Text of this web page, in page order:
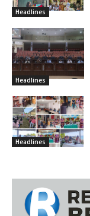
Headlines
Headlines
Headlines